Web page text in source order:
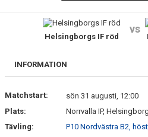
FOTBOLL PÅ SKOLTID
PROVTRÄNA
Helsingborgs IF röd
vs
INFORMATION
Matchstart:
sön 31 augusti, 12:00
Plats:
Norrvalla IP,
Tävling:
P10 Nordvästra B2, höst